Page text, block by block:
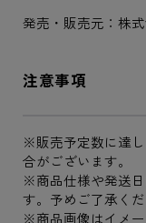
発売・販売元：株
注意事項
※販売予定数に達
合がございます。
※商品仕様や発送
す。予めご了承くだ
※商品画像はイメ